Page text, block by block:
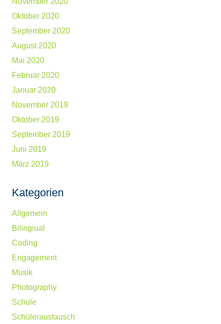
Oktober 2020
September 2020
August 2020
Mai 2020
Februar 2020
Januar 2020
November 2019
Oktober 2019
September 2019
Juni 2019
März 2019
Kategorien
Allgemein
Bilingiual
Coding
Engagement
Musik
Photography
Schule
Schüleraustausch